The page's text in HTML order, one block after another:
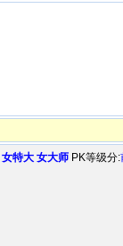
女特大 女大师 PK等级分: